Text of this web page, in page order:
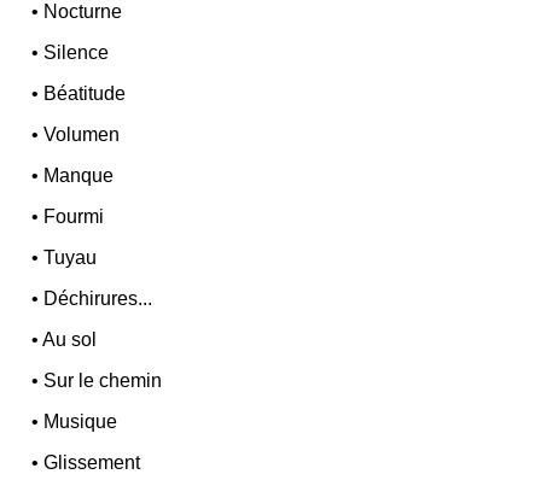
• Nocturne
• Silence
• Béatitude
•Volumen
• Manque
• Fourmi
•Tuyau
• Déchirures...
•Au sol
• Sur le chemin
• Musique
•Glissement